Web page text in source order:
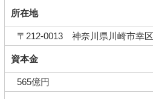
所在地
〒212-0013 神奈川県川崎市幸
資本金
565億円